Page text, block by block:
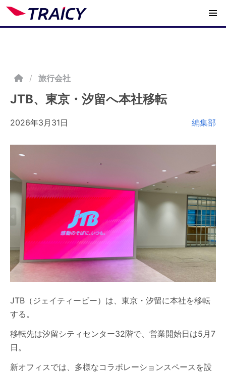
/ 旅行会社
JTB、東京・汐留へ本社移転
2026年3月31日 編集部
JTB（ジェイティービー）は、東京・汐留に本社を移転
する。
移転先は汐留シティセンター32階で、営業開始日は5月7
日。
新オフィスでは、多様なコラボレーションスペースを設